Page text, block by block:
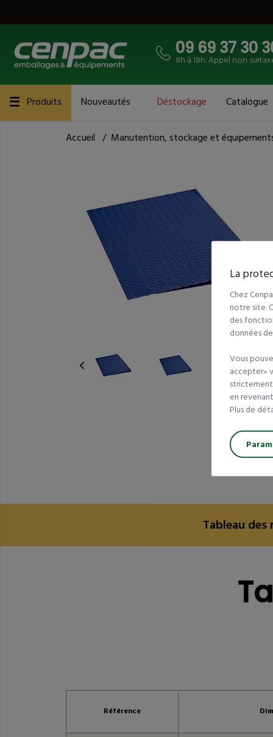
09 69 37 30
8h à 18h. Appel non
Produits Nouveautés Déstockage Catalogue
Accueil / Manutention, stockage et
Tableau des
Référence
La
Chez
notre site.
des
données
Vous
accepter»
en
Plus de